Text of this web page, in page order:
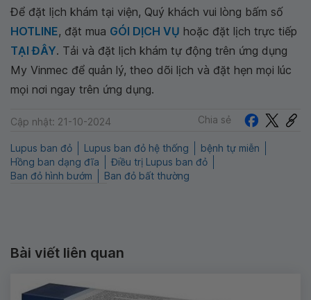
Để đặt lịch khám tại viện, Quý khách vui lòng bấm số
HOTLINE, đặt mua GÓI DỊCH VỤ hoặc đặt lịch trực tiếp
TẠI ĐÂY. Tải và đặt lịch khám tự động trên ứng dụng
My Vinmec để quản lý, theo dõi lịch và đặt hẹn mọi lúc
mọi nơi ngay trên ứng dụng.
Cập nhật: 21-10-2024 Chia sẻ
Lupus ban đỏ Lupus ban đỏ hệ thống
bệnh tự miễn
Hồng ban dạng đĩa
Điều trị Lupus ban đỏ
Ban đỏ hình bướm
Ban đỏ bất thường
Bài viết liên quan